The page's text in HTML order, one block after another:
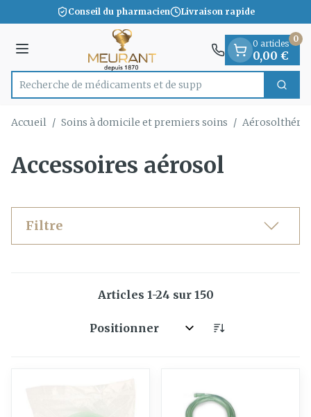
Aller au contenu
1 de 1
Conseil du pharmacien Livraison rapide
Menu
Rechercher
Recherche de
0 articles
0,00 €
0
Accueil / Soins à domicile et premiers soins /
Accessoires aérosol
Filtre
Articles 1-24 sur 150
Trier par: